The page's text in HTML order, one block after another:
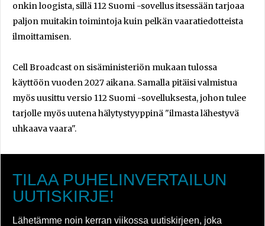
onkin loogista, sillä 112 Suomi -sovellus itsessään tarjoaa
paljon muitakin toimintoja kuin pelkän vaaratiedotteista
ilmoittamisen.
Cell Broadcast on sisäministeriön mukaan tulossa
käyttöön vuoden 2027 aikana. Samalla pitäisi valmistua
myös uusittu versio 112 Suomi -sovelluksesta, johon tulee
tarjolle myös uutena hälytystyyppinä "ilmasta lähestyvä
uhkaava vaara".
TILAA PUHELINVERTAILUN
UUTISKIRJE!
Lähetämme noin kerran viikossa uutiskirjeen, joka